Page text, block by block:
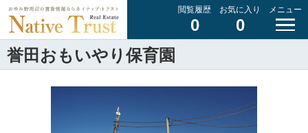
閲覧履歴
0
お気に入り
0
メニュー
誉田おもいやり保育園